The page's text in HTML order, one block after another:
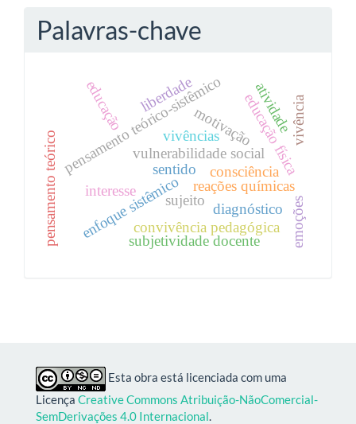
Palavras-chave
pensamento teórico-sistêmico
enfoque sistêmico diagnóstico
reações químicas
educação física
vulnerabilidade social
sujeito
motivação
interesse
sentido
emoções
atividade
consciência
pensamento teórico
liberdade
educação
convivência pedagógica
vivências
subjetividade docente
vivência
Esta obra está licenciada com uma
Licença Creative Commons Atribuição-NãoComercial-
SemDerivações 4.0 Internacional.